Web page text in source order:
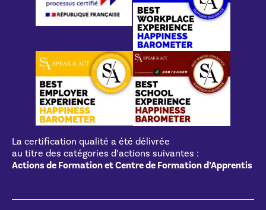
La certification qualité a été délivrée
au titre des catégories d’actions suivantes :
Actions de Formation et Centre de Formation d’Apprentis